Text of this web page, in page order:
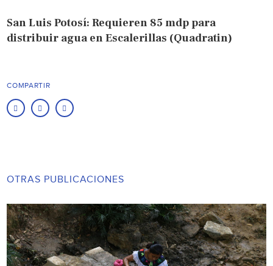
San Luis Potosí: Requieren 85 mdp para
distribuir agua en Escalerillas (Quadratin)
COMPARTIR
OTRAS PUBLICACIONES